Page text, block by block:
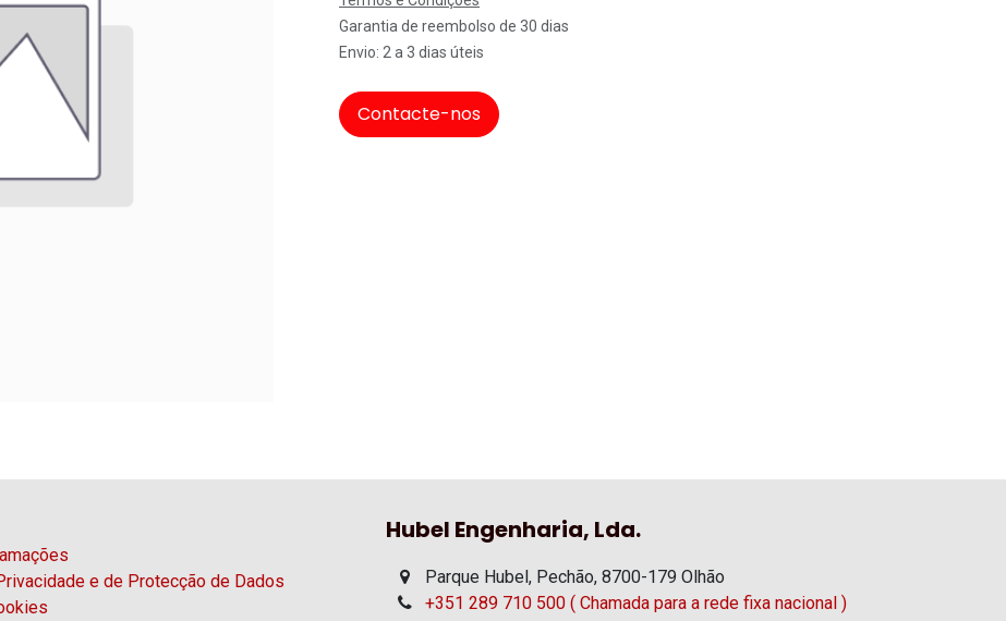
Garantia de reembolso de 30 dias
Envio: 2 a 3 dias úteis
Contacte-nos
Hubel Engenharia, Lda.
Parque Hubel, Pechão, 8700-179 Olhão
+351 289 710 500 ( Chamada para a rede fixa nacional )
e de Protecção de Dados